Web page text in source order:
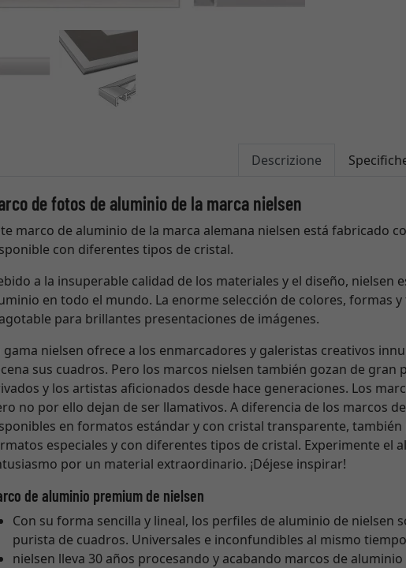
Descrizione
de fotos de aluminio de la marca nielsen
marco de aluminio de la marca alemana nielsen está fabricado
con diferentes tipos de cristal.
a la insuperable calidad de los materiales y el diseño, nielsen
en todo el mundo. La enorme selección de colores, formas
para brillantes presentaciones de imágenes.
gama nielsen ofrece a los enmarcadores y galeristas creativos
sus cuadros. Pero los marcos nielsen también gozan de
y los artistas aficionados desde hace generaciones. Los
no por ello dejan de ser llamativos. A diferencia de los marcos
en formatos estándar y con cristal transparente,
especiales y con diferentes tipos de cristal. Experimente el
por un material extraordinario. ¡Déjese inspirar!
de aluminio premium de nielsen
Con su forma sencilla y lineal, los perfiles de aluminio de nielsen
purista de cuadros. Universales e inconfundibles al mismo
nielsen lleva 30 años procesando y acabando marcos de